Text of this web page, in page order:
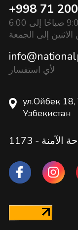
+998 71
ساعات العمل: من 9:00 صباحًا إلى 6:00
إلى الجمعة
لأي استفسار
ул.Ойбек
Узбекистан
الآمنة - 1173